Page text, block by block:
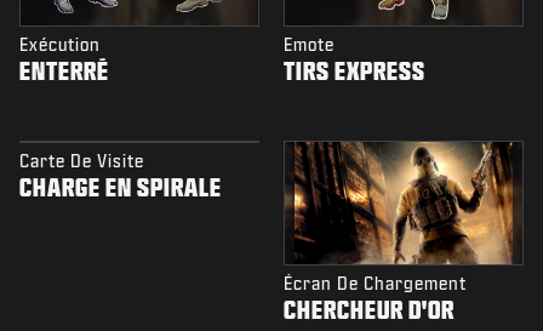
Exécution
ENTERRÉ
Emote
TIRS EXPRESS
Carte De Visite
CHARGE EN SPIRALE
Écran De Chargement
CHERCHEUR D'OR